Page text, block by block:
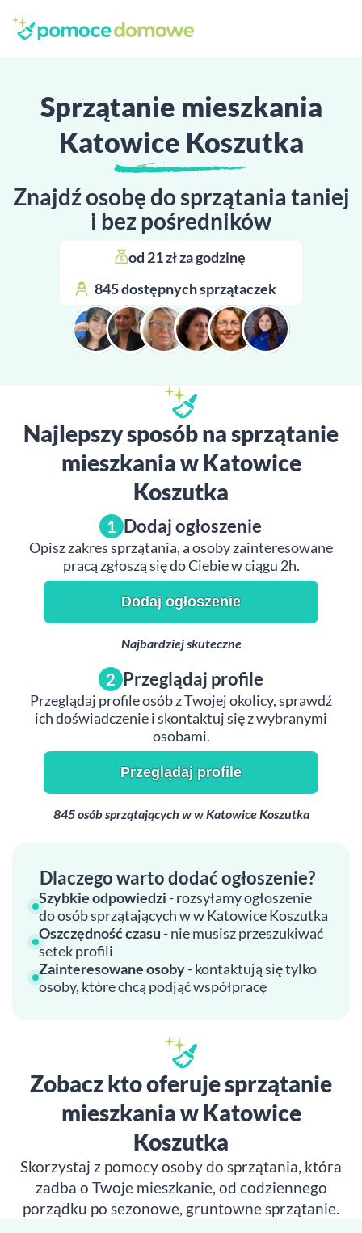
Sprzątanie mieszkania
Katowice Koszutka
Znajdź osobę do sprzątania taniej
i bez pośredników
od 21 zł za godzinę
845 dostępnych sprzątaczek
Najlepszy sposób na sprzątanie
mieszkania w Katowice
Koszutka
1 Dodaj ogłoszenie
Opisz zakres sprzątania, a osoby zainteresowane
pracą zgłoszą się do Ciebie w ciągu 2h.
Dodaj ogłoszenie
Najbardziej skuteczne
2 Przeglądaj profile
Przeglądaj profile osób z Twojej okolicy, sprawdź
ich doświadczenie i skontaktuj się z wybranymi
osobami.
Przeglądaj profile
845 osób sprzątających w w Katowice Koszutka
Dlaczego warto dodać ogłoszenie?
Szybkie odpowiedzi - rozsyłamy ogłoszenie
do osób sprzątających w w Katowice Koszutka
Oszczędność czasu - nie musisz przeszukiwać
setek profili
Zainteresowane osoby- kontaktują się tylko
osoby, które chcą podjąć współpracę
Zobacz kto oferuje sprzątanie
mieszkania w Katowice
Koszutka
Skorzystaj z pomocy osoby do sprzątania, która
zadba o Twoje mieszkanie, od codziennego
porządku po sezonowe, gruntowne sprzątanie.